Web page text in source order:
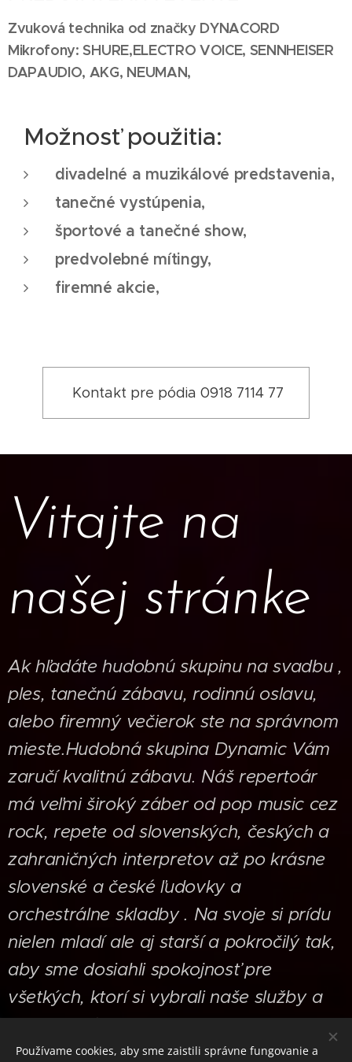
Zvuková technika od značky DYNACORD
Mikrofony: SHURE,ELECTRO VOICE, SENNHEISER
DAPAUDIO, AKG, NEUMAN,
Možnosť použitia:
divadelné a muzikálové predstavenia,
tanečné vystúpenia,
športové a tanečné show,
predvolebné mítingy,
firemné akcie,
Kontakt pre pódia 0918 7114 77
Vitajte na
našej stránke
Ak hľadáte hudobnú skupinu na svadbu ,
ples, tanečnú zábavu, rodinnú oslavu,
alebo firemný večierok ste na správnom
mieste.Hudobná skupina Dynamic Vám
zaručí kvalitnú zábavu. Náš repertoár
má veľmi široký záber od pop music cez
rock, repete od slovenských, českých a
zahraničných interpretov až po krásne
slovenské a české ľudovky a
orchestrálne skladby . Na svoje si prídu
nielen mladí ale aj starší a pokročilý tak,
aby sme dosiahli spokojnosť pre
všetkých, ktorí si vybrali naše služby a
prišli sa príjemne zabaviť.
Používame cookies, aby sme zaistili správne fungovanie a